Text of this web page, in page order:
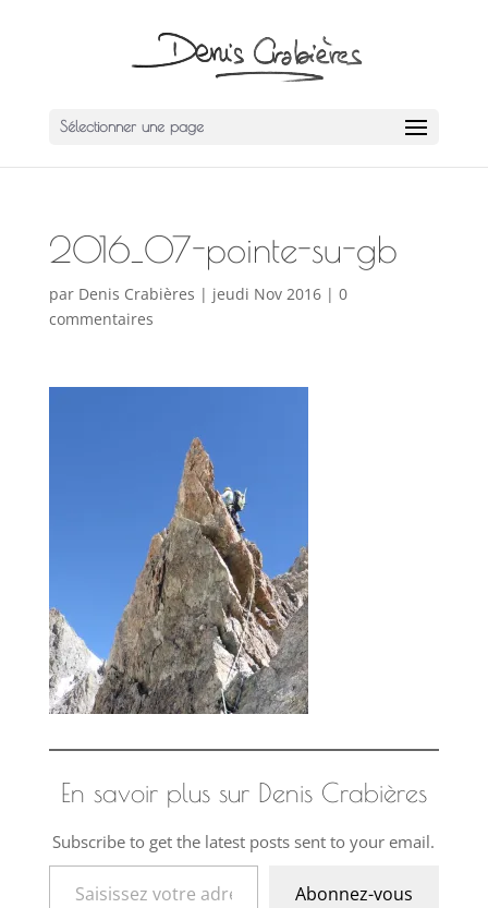
Sélectionner une page
2016_07-pointe-su-gb
par Denis Crabières | jeudi Nov 2016| 0
commentaires
En savoir plus sur Denis Crabières
Subscribe to get the latest posts sent to your email.
Saisissez votre adresse e-mail…
Abonnez-vous